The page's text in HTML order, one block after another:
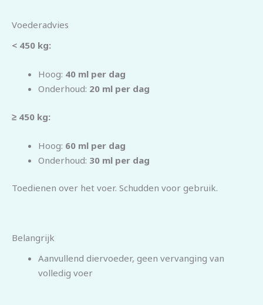
Voederadvies
< 450 kg:
Hoog: 40 ml per dag
Onderhoud: 20 ml per dag
≥ 450 kg:
Hoog: 60 ml per dag
Onderhoud: 30 ml per dag
Toedienen over het voer. Schudden voor gebruik.
Belangrijk
Aanvullend diervoeder, geen vervanging van
volledig voer